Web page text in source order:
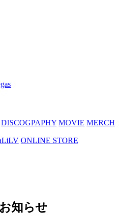
DISCOGPAPHY MOVIE MERCH
ONLINE STORE
知らせ